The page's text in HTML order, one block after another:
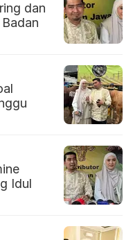
dan
Idul